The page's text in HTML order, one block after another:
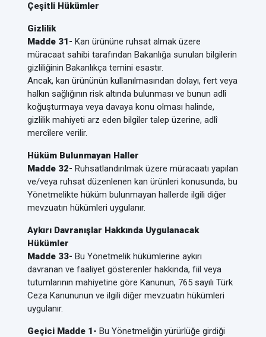
Çeşitli Hükümler
Gizlilik
Madde 31- Kan ürününe ruhsat almak üzere
müracaat sahibi tarafından Bakanlığa sunulan bilgilerin
gizliliğinin Bakanlıkça temini esastır.
Ancak, kan ürününün kullanılmasından dolayı, fert veya
halkın sağlığının risk altında bulunması ve bunun adlî
koğuşturmaya veya davaya konu olması halinde,
gizlilik mahiyeti arz eden bilgiler talep üzerine, adlî
mercîlere verilir.
Hüküm Bulunmayan Haller
Madde 32- Ruhsatlandırılmak üzere müracaatı yapılan
ve/veya ruhsat düzenlenen kan ürünleri konusunda, bu
Yönetmelikte hüküm bulunmayan hallerde ilgili diğer
mevzuatın hükümleri uygulanır.
Aykırı Davranışlar Hakkında Uygulanacak
Hükümler
Madde 33- Bu Yönetmelik hükümlerine aykırı
davranan ve faaliyet gösterenler hakkında, fiil veya
tutumlarının mahiyetine göre Kanunun, 765 sayılı Türk
Ceza Kanununun ve ilgili diğer mevzuatın hükümleri
uygulanır.
Geçici Madde 1- Bu Yönetmeliğin yürürlüğe girdiği